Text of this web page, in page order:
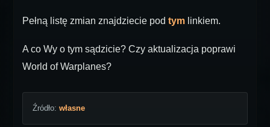
Pełną listę zmian znajdziecie pod tym linkiem.
A co Wy o tym sądzicie? Czy aktualizacja poprawi
World of Warplanes?
Źródło: własne